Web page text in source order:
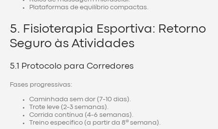
Plataformas de equilíbrio compactas.
5. Fisioterapia Esportiva: Retorno
Seguro às Atividades
5.1 Protocolo para Corredores
Fases progressivas:
Caminhada sem dor (7-10 dias).
Trote leve (2-3 semanas).
Corrida contínua (4-6 semanas).
Treino específico (a partir da 8ª semana).